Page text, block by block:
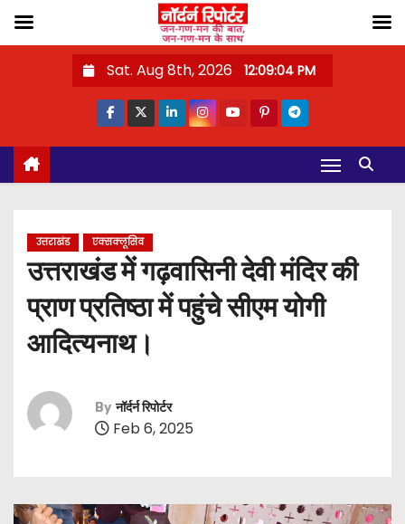
o
Sat. Aug 8th, 2026 12:09:05 PM
उत्तराखंड एक्सक्लूसिव
उत्तराखंड में गढ़वासिनी देवी मंदिर की
प्राण प्रतिष्ठा में पहुंचे सीएम योगी
आदित्यनाथ।
By नॉर्दर्न रिपोर्टर
Feb 6, 2025